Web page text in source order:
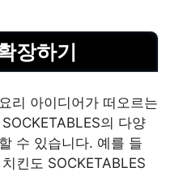
장하기
리 아이디어가 떠오르는
의 다양
수 있습니다. 예를 들
킨도 SOCKETABLES